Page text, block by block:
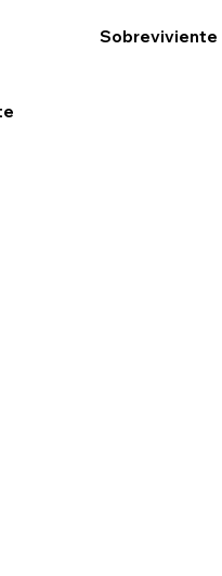
Sobreviviente